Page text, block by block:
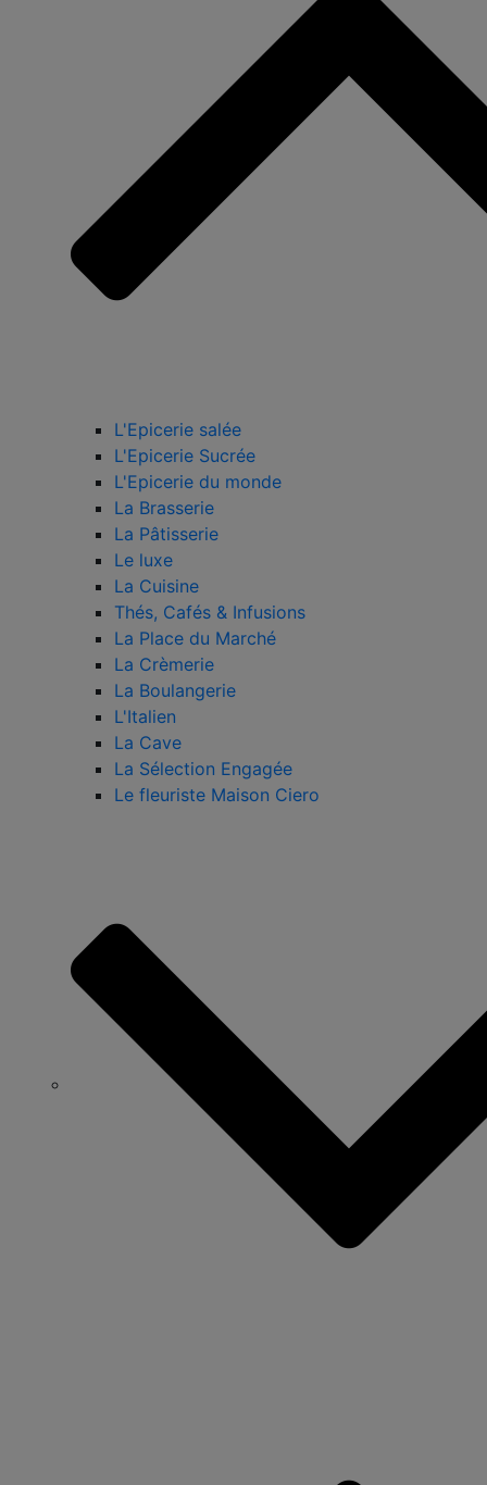
L'Epicerie salée
L'Epicerie Sucrée
L'Epicerie du monde
La Brasserie
La Pâtisserie
Le luxe
La Cuisine
Thés, Cafés & Infusions
La Place du Marché
La Crèmerie
La Boulangerie
L'Italien
La Cave
La Sélection Engagée
Le fleuriste Maison Ciero